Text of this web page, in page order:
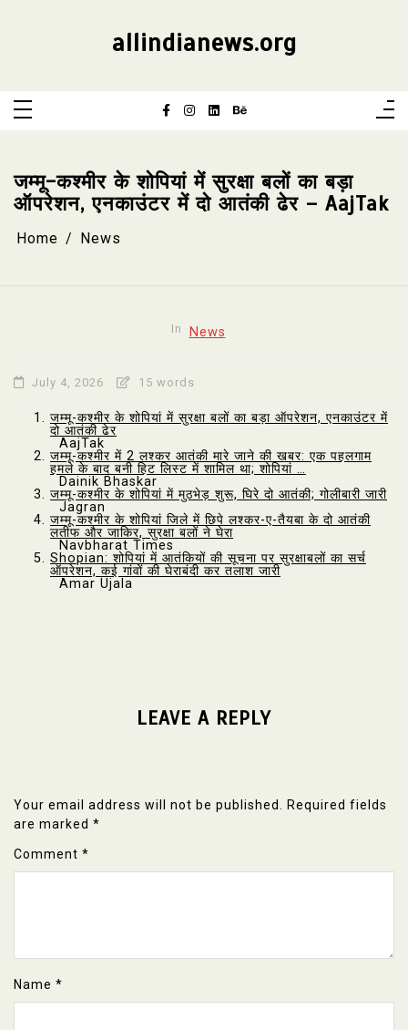
allindianews.org
जम्मू-कश्मीर के शोपियां में सुरक्षा बलों का बड़ा
ऑपरेशन, एनकाउंटर में दो आतंकी ढेर – AajTak
Home News
In News
July 4, 2026 15 words
जम्मू-कश्मीर के शोपियां में सुरक्षा बलों का बड़ा ऑपरेशन, एनकाउंटर में
दो आतंकी ढेर
AajTak
जम्मू-कश्मीर में 2 लश्कर आतंकी मारे जाने की खबर: एक पहलगाम
हमले के बाद बनी हिट लिस्ट में शामिल था; शोपियां …
Dainik Bhaskar
जम्मू-कश्मीर के शोपियां में मुठभेड़ शुरू, घिरे दो आतंकी; गोलीबारी जारी
Jagran
जम्मू-कश्मीर के शोपियां जिले में छिपे लश्कर-ए-तैयबा के दो आतंकी
लतीफ और जाकिर, सुरक्षा बलों ने घेरा
Navbharat Times
Shopian: शोपियां में आतंकियों की सूचना पर सुरक्षाबलों का सर्च
ऑपरेशन, कई गांवों की घेराबंदी कर तलाश जारी
Amar Ujala
LEAVE A REPLY
Your email address will not be published.
Required fields
are marked *
Comment *
Name *